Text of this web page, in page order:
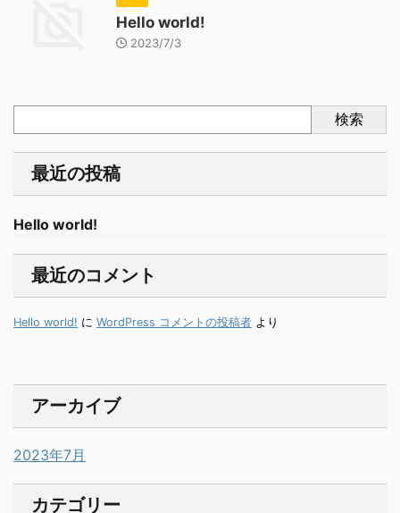
Hello world!
2023/7/3
検索
最近の投稿
Hello world!
最近のコメント
Hello world! に WordPress コメントの投稿者 より
アーカイブ
2023年7月
カテゴリー